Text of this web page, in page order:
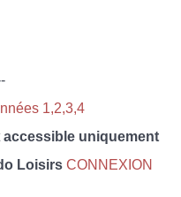
1,2,3,4
accessible uniquement
Loisirs CONNEXION